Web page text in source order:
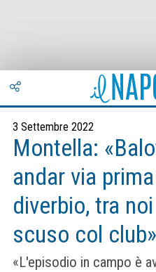
3 Settembre 2022
Montella:
andar via
diverbio, tra
scuso col club»
«L'episodio in campo è